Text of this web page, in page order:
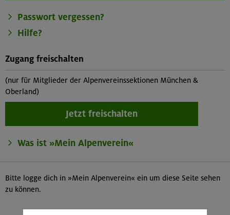
Passwort vergessen?
Hilfe?
Zugang freischalten
(nur für Mitglieder der Alpenvereinssektionen München &
Oberland)
Jetzt freischalten
Was ist »Mein Alpenverein«
Bitte logge dich in »Mein Alpenverein« ein um diese Seite sehen
zu können.